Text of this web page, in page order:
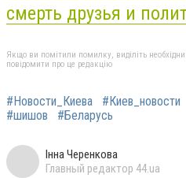
смерть друзья и
Якщо ви помітили помилку, виділіть
повідомити про це редакцію
#Новости_Киева #Киев_новости
#шишов
#Беларусь
Інна Черенкова
Главный редактор 44.ua